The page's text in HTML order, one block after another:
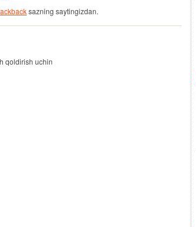
sazning saytingizdan.
qoldirish uchin